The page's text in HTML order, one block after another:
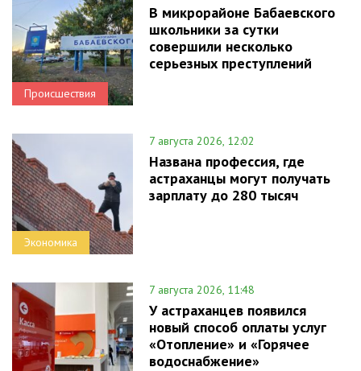
Происшествия
В микрорайоне Бабаевского
школьники за сутки
совершили несколько
серьезных преступлений
Экономика
7 августа 2026, 12:02
Названа профессия, где
астраханцы могут получать
зарплату до 280 тысяч
7 августа 2026, 11:48
У астраханцев появился
новый способ оплаты услуг
«Отопление» и «Горячее
водоснабжение»